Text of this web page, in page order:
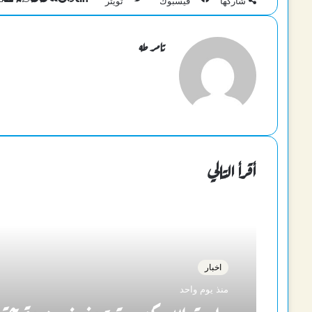
تامر طه
أقرأ التالي
اخبار
منذ يوم واحد